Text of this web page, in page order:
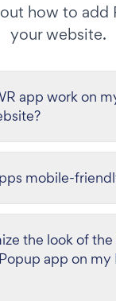
how to add
your website.
app work on
mobile-
the look of
app on my